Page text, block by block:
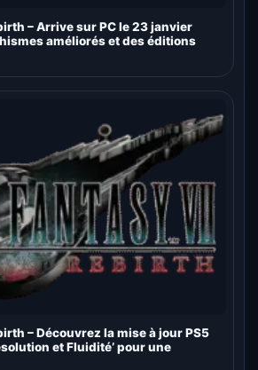
– Arrive sur PC le 23 janvier
améliorés et des éditions
– Découvrez la mise à jour PS5
et Fluidité’ pour une